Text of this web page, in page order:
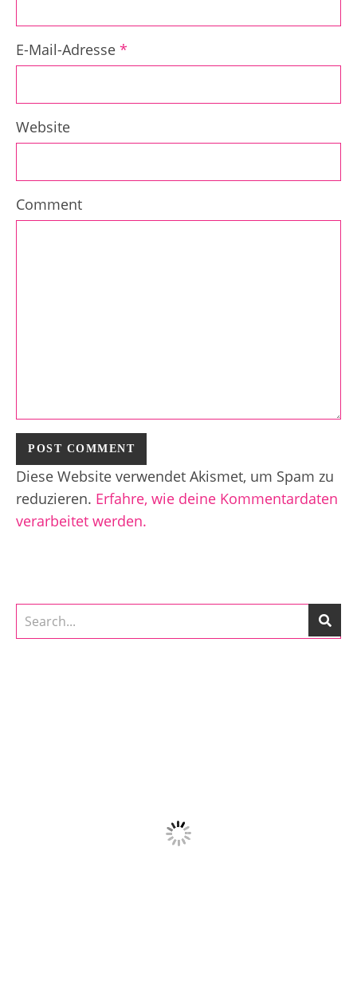
E-Mail-Adresse *
Website
Comment
Diese Website verwendet Akismet, um Spam zu
reduzieren. Erfahre, wie deine Kommentardaten
verarbeitet werden.